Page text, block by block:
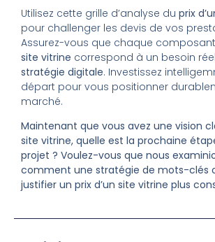
Utilisez cette grille d’analyse du prix
pour challenger les devis de vos
Assurez-vous que chaque
site vitrine correspond à un besoin
stratégie digitale. Investissez
départ pour vous positionner
marché.
Maintenant que vous avez une vision
site vitrine, quelle est la prochaine
projet ? Voulez-vous que nous
comment une stratégie de mots-clés
justifier un prix d’un site vitrine plus